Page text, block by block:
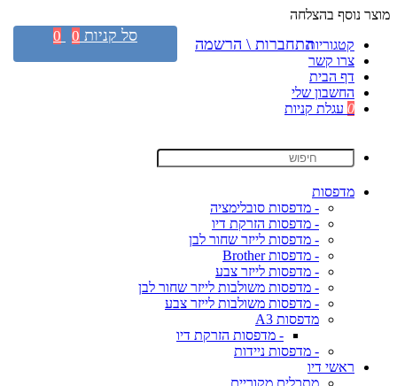
מוצר נוסף בהצלחה
קטגוריות
צרו קשר
דף הבית
החשבון שלי
0 עגלת קניות
מדפסות
- מדפסות סובלימציה
- מדפסות הזרקת דיו
- מדפסות לייזר שחור לבן
- מדפסות Brother
- מדפסות לייזר צבע
- מדפסות משולבות לייזר שחור לבן
- מדפסות משולבות לייזר צבע
מדפסות A3
- מדפסות הזרקת דיו
- מדפסות ניידות
ראשי דיו
מתכלים מקוריים
התחברות \ הרשמה סל קניות 0
0